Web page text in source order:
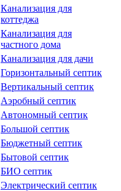
Канализация для
коттеджа
Канализация для
частного дома
Канализация для дачи
Горизонтальный септик
Вертикальный септик
Аэробный септик
Автономный септик
Большой септик
Бюджетный септик
Бытовой септик
БИО септик
Электрический септик